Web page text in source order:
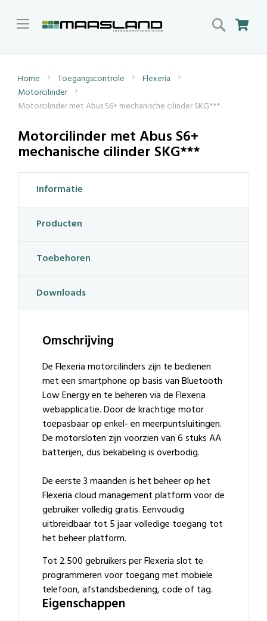
Search
Home Toegangscontrole
Flexeria
Motorcilinder
Motorcilinder met Abus S6+ mechanische cilinder SKG***
Motorcilinder met Abus S6+
mechanische cilinder SKG***
Informatie
Producten
Toebehoren
Downloads
Omschrijving
De Flexeria motorcilinders zijn te bedienen
met een smartphone op basis van Bluetooth
Low Energy en te beheren via de Flexeria
webapplicatie. Door de krachtige motor
toepasbaar op enkel- en meerpuntsluitingen.
De motorsloten zijn voorzien van 6 stuks AA
batterijen, dus bekabeling is overbodig.
De eerste 3 maanden is het beheer op het
Flexeria cloud management platform voor de
gebruiker volledig gratis. Eenvoudig
uitbreidbaar tot 5 jaar volledige toegang tot
het beheer platform.
Tot 2.500 gebruikers per Flexeria slot te
programmeren voor toegang met mobiele
telefoon, afstandsbediening, code of tag.
Eigenschappen